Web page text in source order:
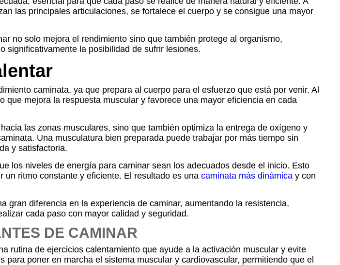
las principales articulaciones, se fortalece el cuerpo y se consigue una mayor
no solo mejora el rendimiento sino que también protege al organismo,
significativamente la posibilidad de sufrir lesiones.
caminata, ya que prepara al cuerpo para el esfuerzo que está por venir. Al
mejora la respuesta muscular y favorece una mayor eficiencia en cada
las zonas musculares, sino que también optimiza la entrega de oxígeno y
Una musculatura bien preparada puede trabajar por más tiempo sin
y satisfactoria.
los niveles de energía para caminar sean los adecuados desde el inicio. Esto
ritmo constante y eficiente. El resultado es una caminata más dinámica y con
gran diferencia en la experiencia de caminar, aumentando la resistencia,
cada paso con mayor calidad y seguridad.
DE CAMINAR
rutina de ejercicios calentamiento que ayude a la activación muscular y evite
poner en marcha el sistema muscular y cardiovascular, permitiendo que el